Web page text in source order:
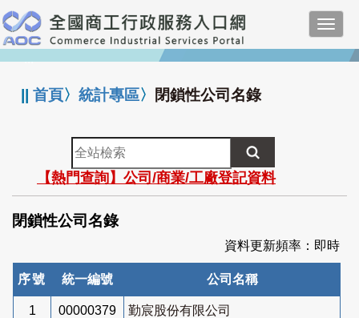
跳
到
主
要
:::
||首頁〉統計專區〉 閉鎖性公司名錄
全
站
檢
索
【熱門查詢】公司/商業/工廠登記資料
閉鎖性公司名錄
資料更新頻率：即時
序號 統一編號 公司名稱
1 00000379 勤宸股份有限公司